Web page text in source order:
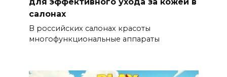
салонах
В российских салонах красоты
многофункциональные аппараты